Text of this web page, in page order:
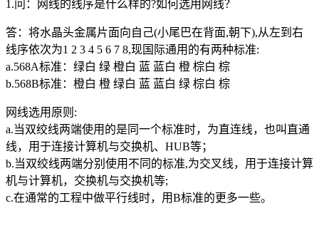
1.问：网线的线序是什么样的?如何选用网线？
答：将水晶头金属片面向自己(小尾巴在背面,朝下),从左到右
线序依次为1 2 3 4 5 6 7 8,现国际通用的有两种标准:
a.568A标准：绿白 绿 橙白 蓝 蓝白 橙 棕白 棕
b.568B标准：橙白 橙 绿白 蓝 蓝白 绿 棕白 棕
网线选用原则:
a.当双绞线两端使用的是同一个标准时，为直连线，也叫直通
线，用于连接计算机与交换机、HUB等；
b.当双绞线两端分别使用不同的标准,为交叉线，用于连接计算
机与计算机，交换机与交换机等;
c.在通常的工程中做平行线时，用B标准的更多一些。